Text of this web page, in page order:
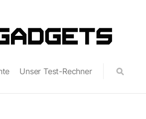
Unser Test-Rechner